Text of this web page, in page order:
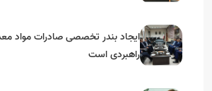
ایجاد بندر تخصصی صادرات مواد
راهبردی است